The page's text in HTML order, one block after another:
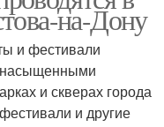
на-Дону
и фестивали
насыщенными
и скверах города
и другие